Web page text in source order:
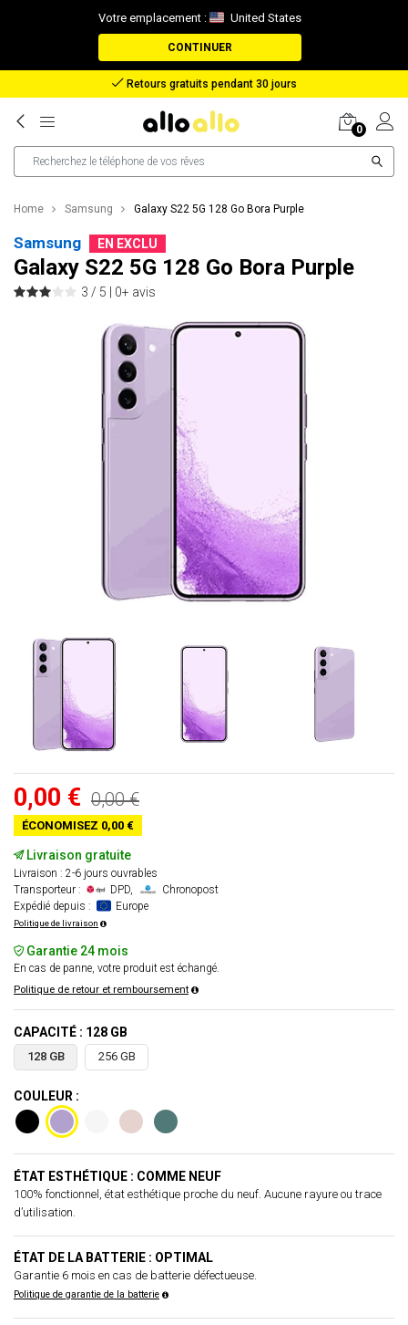
Votre emplacement : United States
CONTINUER
Remboursement en cas de perte de colis
0
Home Samsung Galaxy S22 5G 128 Go Bora Purple
Samsung EN EXCLU
Galaxy S22 5G 128 Go Bora Purple
3 / 5 | 0+ avis
0,00 € 0,00 €
ÉCONOMISEZ 0,00 €
Livraison gratuite
Livraison : 2-6 jours ouvrables
Transporteur :
DPD,
Chronopost
Expédié depuis :
Europe
Politique de livraison
Garantie 24 mois
En cas de panne, votre produit est échangé.
Politique de retour et remboursement
CAPACITÉ : 128 GB
128 GB 256 GB
COULEUR :
ÉTAT ESTHÉTIQUE : COMME NEUF
100% fonctionnel, état esthétique proche du neuf. Aucune rayure ou trace
d’utilisation.
ÉTAT DE LA BATTERIE : OPTIMAL
Garantie 6 mois en cas de batterie défectueuse.
Politique de garantie de la batterie